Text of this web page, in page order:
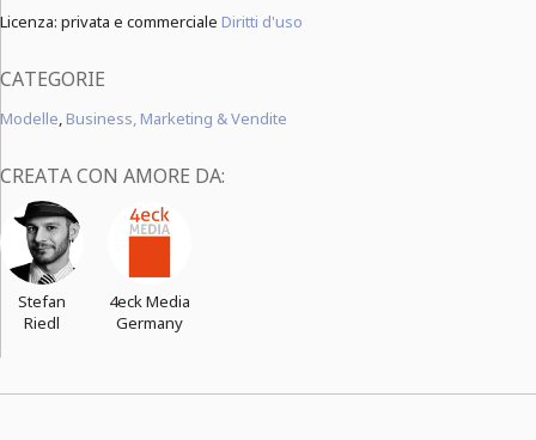
Licenza: privata e commerciale Diritti d'uso
CATEGORIE
Modelle, Business, Marketing & Vendite
CREATA CON AMORE DA:
Stefan
Riedl
4eck Media
Germany